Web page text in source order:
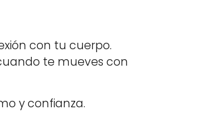
con tu cuerpo.
te mueves con
y confianza.